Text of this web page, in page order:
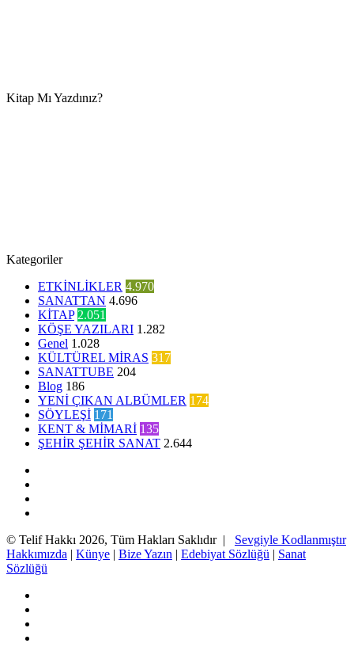
Kitap Mı Yazdınız?
Kategoriler
ETKİNLİKLER 4.970
SANATTAN 4.696
KİTAP 2.051
KÖŞE YAZILARI 1.282
Genel 1.028
KÜLTÜREL MİRAS 317
SANATTUBE 204
Blog 186
YENİ ÇIKAN ALBÜMLER 174
SÖYLEŞİ 171
KENT & MİMARİ 135
ŞEHİR ŞEHİR SANAT 2.644
© Telif Hakkı 2026, Tüm Hakları Saklıdır | Sevgiyle Kodlanmıştır
Hakkımızda | Künye | Bize Yazın | Edebiyat Sözlüğü | Sanat
Sözlüğü